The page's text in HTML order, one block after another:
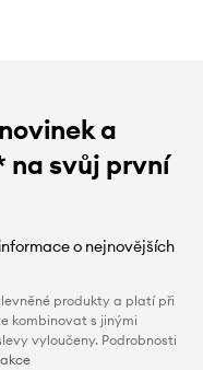
a
na svůj první
o nejnovějších
produkty a platí při
kombinovat s jinými
vyloučeny. Podrobnosti